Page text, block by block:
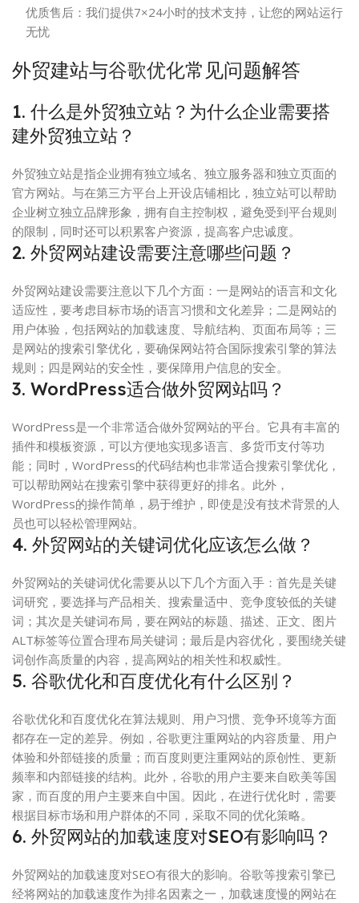
优质售后：我们提供7×24小时的技术支持，让您的网站运行
无忧
外贸建站与谷歌优化常见问题解答
1. 什么是外贸独立站？为什么企业需要搭
建外贸独立站？
外贸独立站是指企业拥有独立域名、独立服务器和独立页面的
官方网站。与在第三方平台上开设店铺相比，独立站可以帮助
企业树立独立品牌形象，拥有自主控制权，避免受到平台规则
的限制，同时还可以积累客户资源，提高客户忠诚度。
2. 外贸网站建设需要注意哪些问题？
外贸网站建设需要注意以下几个方面：一是网站的语言和文化
适应性，要考虑目标市场的语言习惯和文化差异；二是网站的
用户体验，包括网站的加载速度、导航结构、页面布局等；三
是网站的搜索引擎优化，要确保网站符合国际搜索引擎的算法
规则；四是网站的安全性，要保障用户信息的安全。
3. WordPress适合做外贸网站吗？
WordPress是一个非常适合做外贸网站的平台。它具有丰富的
插件和模板资源，可以方便地实现多语言、多货币支付等功
能；同时，WordPress的代码结构也非常适合搜索引擎优化，
可以帮助网站在搜索引擎中获得更好的排名。此外，
WordPress的操作简单，易于维护，即使是没有技术背景的人
员也可以轻松管理网站。
4. 外贸网站的关键词优化应该怎么做？
外贸网站的关键词优化需要从以下几个方面入手：首先是关键
词研究，要选择与产品相关、搜索量适中、竞争度较低的关键
词；其次是关键词布局，要在网站的标题、描述、正文、图片
ALT标签等位置合理布局关键词；最后是内容优化，要围绕关键
词创作高质量的内容，提高网站的相关性和权威性。
5. 谷歌优化和百度优化有什么区别？
谷歌优化和百度优化在算法规则、用户习惯、竞争环境等方面
都存在一定的差异。例如，谷歌更注重网站的内容质量、用户
体验和外部链接的质量；而百度则更注重网站的原创性、更新
频率和内部链接的结构。此外，谷歌的用户主要来自欧美等国
家，而百度的用户主要来自中国。因此，在进行优化时，需要
根据目标市场和用户群体的不同，采取不同的优化策略。
6. 外贸网站的加载速度对SEO有影响吗？
外贸网站的加载速度对SEO有很大的影响。谷歌等搜索引擎已
经将网站的加载速度作为排名因素之一，加载速度慢的网站在